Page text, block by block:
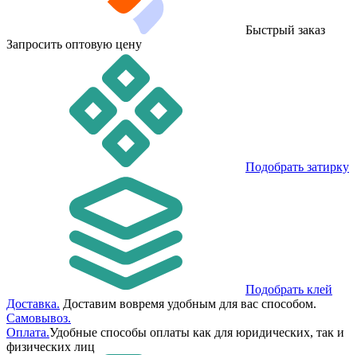
Быстрый заказ
Запросить оптовую цену
Подобрать затирку
Подобрать клей
Доставка. Доставим вовремя удобным для вас способом.
Самовывоз.
Оплата.Удобные способы оплаты как для юридических, так и
физических лиц